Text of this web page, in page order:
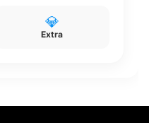
💎
Extra